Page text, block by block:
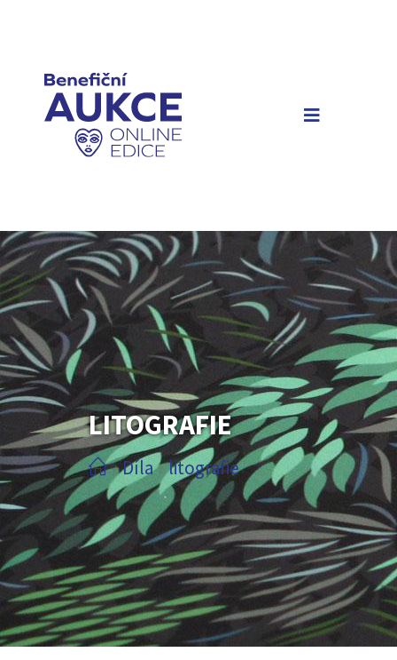
LITOGRAFIE
/ Díla / litografie